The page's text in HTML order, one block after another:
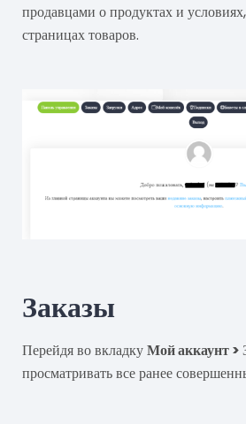
продавцами о продуктах и
страницах товаров.
Заказы
Перейдя во вкладкуМой аккаунт >
просматривать все ранее